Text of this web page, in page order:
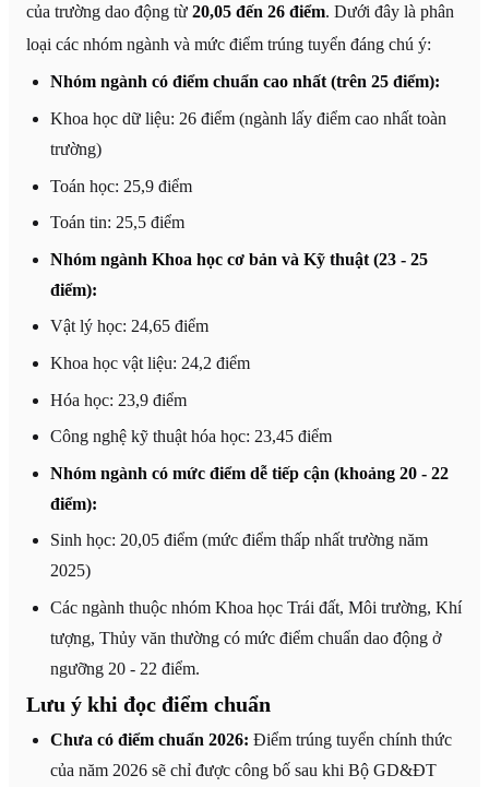
của trường dao động từ 20,05 đến 26 điểm. Dưới đây là phân
loại các nhóm ngành và mức điểm trúng tuyển đáng chú ý:
Nhóm ngành có điểm chuẩn cao nhất (trên 25 điểm):
Khoa học dữ liệu: 26 điểm (ngành lấy điểm cao nhất toàn
trường)
Toán học: 25,9 điểm
Toán tin: 25,5 điểm
Nhóm ngành Khoa học cơ bản và Kỹ thuật (23 - 25
điểm):
Vật lý học: 24,65 điểm
Khoa học vật liệu: 24,2 điểm
Hóa học: 23,9 điểm
Công nghệ kỹ thuật hóa học: 23,45 điểm
Nhóm ngành có mức điểm dễ tiếp cận (khoảng 20 - 22
điểm):
Sinh học: 20,05 điểm (mức điểm thấp nhất trường năm
2025)
Các ngành thuộc nhóm Khoa học Trái đất, Môi trường, Khí
tượng, Thủy văn thường có mức điểm chuẩn dao động ở
ngưỡng 20 - 22 điểm.
Lưu ý khi đọc điểm chuẩn
Chưa có điểm chuẩn 2026: Điểm trúng tuyển chính thức
của năm 2026 sẽ chỉ được công bố sau khi Bộ GD&ĐT